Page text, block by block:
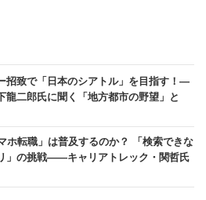
ベンチャー」と「外資系
を確立するまでには、苦労があ
招致で「日本のシアトル」を目指す！―
龍二郎氏に聞く「地方都市の野望」と
ホ転職」は普及するのか？ 「検索できな
」の挑戦――キャリアトレック・関哲氏